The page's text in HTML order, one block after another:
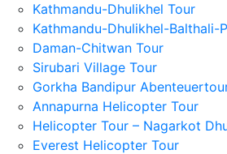
Kathmandu-Dhulikhel Tour
Kathmandu-Dhulikhel-Balthali-
Daman-Chitwan Tour
Sirubari Village Tour
Gorkha Bandipur
Annapurna Helicopter Tour
Helicopter Tour – Nagarkot
Everest Helicopter Tour